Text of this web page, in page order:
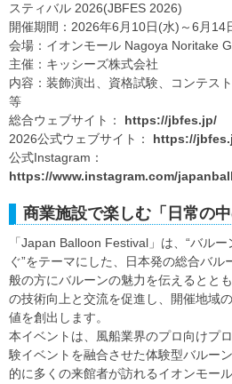
スティバル 2026(JBFES 2026)
開催期間：2026年6月10日(水)～6月14
会場：イオンモール Nagoya Noritake
主催：キッシーズ株式会社
内容：装飾演出、資格試験、コンテス
等
総合ウェブサイト： https://jbfes.jp/
2026公式ウェブサイト： https://
公式Instagram：
https://www.instagram.com/
商業施設で楽しむ「日常の中
「Japan Balloon Festival」は、“バル
ぐ”をテーマにした、日本発の総合バ
般の方にバルーンの魅力を伝えるとと
の技術向上と交流を促進し、開催地域
値を創出します。
本イベントは、風船業界のプロ向けプ
験イベントを融合させた体験型バルー
的に多くの来館者が訪れるイオンモー